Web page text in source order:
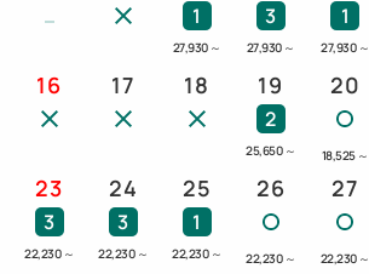
1
27,930 ～
3
27,930 ～
1
27,930 ～
16 17 18 19
2
25,650 ～
20
18,525 ～
23
3
22,230 ～
24
3
22,230 ～
25
1
22,230 ～
26
22,230 ～
27
22,230 ～